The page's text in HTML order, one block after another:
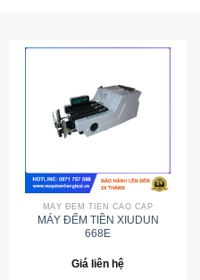
MÁY ĐẾM TIỀN CAO CẤP
MÁY ĐẾM TIỀN XIUDUN
668E
Giá liên hệ